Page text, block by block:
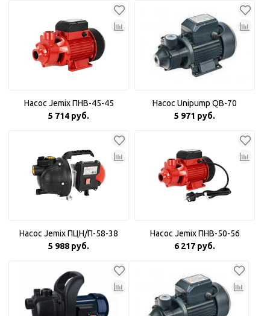
Насос Jemix ПНВ-45-45
5 714 руб.
Насос Unipump QB-70
5 971 руб.
Насос Jemix ПЦН/П-58-38
5 988 руб.
Насос Jemix ПНВ-50-56
6 217 руб.